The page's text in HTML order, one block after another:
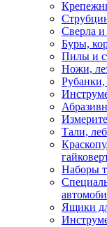
Сверла и
Буры,
Пилы и
Ножи,
Рубанки,
Тали,
Наборы
Ящики